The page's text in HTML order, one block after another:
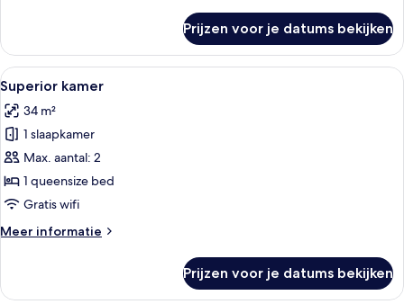
kamer
Prijzen voor je datums bekijken
Alle
foto's
voor
Superior
kamer
laden
Een moderne slaapkamer met een
24
Superior kamer
34 m²
1 slaapkamer
Max. aantal: 2
1 queensize bed
Gratis wifi
Meer informatie
Meer
kamer
Prijzen voor je datums bekijken